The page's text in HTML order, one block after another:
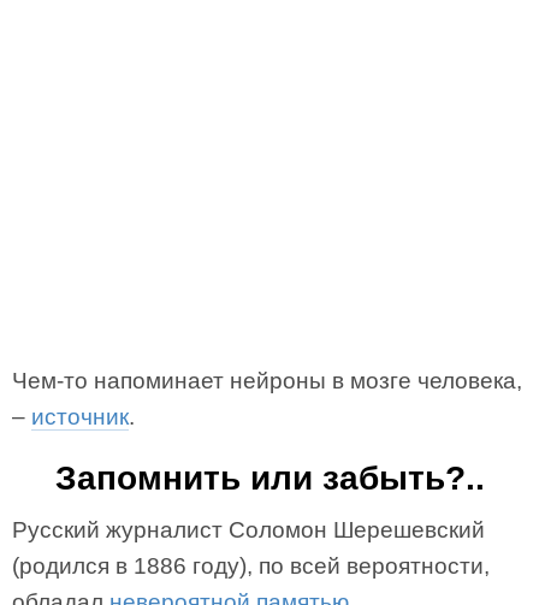
Чем-то напоминает нейроны в мозге человека,
– источник.
Запомнить или забыть?..
Русский журналист Соломон Шерешевский
(родился в 1886 году), по всей вероятности,